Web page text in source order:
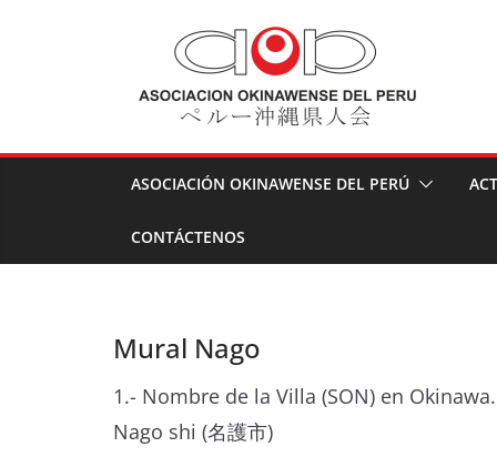
ASOCIACIÓN OKINAWENSE DEL PERÚ
CONTÁCTENOS
Mural Nago
1.- Nombre de la Villa (SON) en Okinawa.
Nago shi (名護市)